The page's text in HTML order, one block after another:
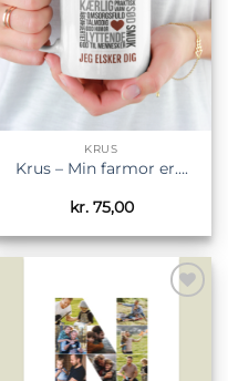
KRUS
Krus – Min farmor er….
kr.75,00
Tilføj til
ønskeliste